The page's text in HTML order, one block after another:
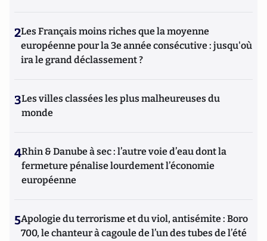
2Les Français moins riches que la moyenne
européenne pour la 3e année consécutive : jusqu'où
ira le grand déclassement ?
3Les villes classées les plus malheureuses du
monde
4Rhin & Danube à sec : l’autre voie d’eau dont la
fermeture pénalise lourdement l’économie
européenne
5Apologie du terrorisme et du viol, antisémite : Boro
700, le chanteur à cagoule de l’un des tubes de l’été